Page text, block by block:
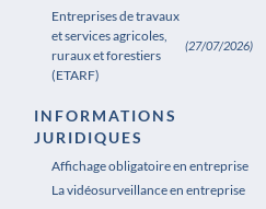
Entreprises de travaux
et services agricoles,
ruraux et forestiers
(ETARF)
(27/07/2026)
Affichages obligatoires Pharmacie
INFORMATIONS
JURIDIQUES
Affichage obligatoire en entreprise
La vidéosurveillance en entreprise